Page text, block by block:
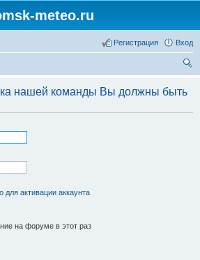
meteo.ru
Вход
Регистрация
ск
нашей команды Вы должны быть
активации аккаунта
на форуме в этот раз